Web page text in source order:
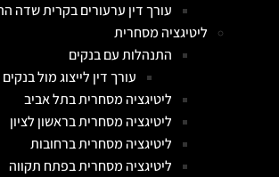
עורך דין ערעורים בקרית שדה
ליטיגציה מסחרית
התנהלות עם בנקים
עורך דין לייצוג מול בנקים
ליטיגציה מסחרית בתל אביב
ליטיגציה מסחרית בראשון לציון
ליטיגציה מסחרית ברחובות
ליטיגציה מסחרית בפתח תקווה